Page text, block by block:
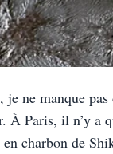
je ne manque
À Paris, il n’y a
charbon de